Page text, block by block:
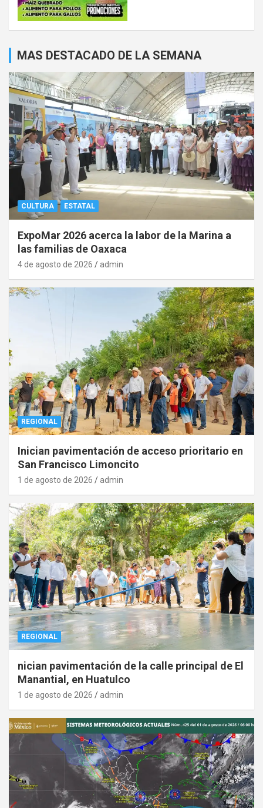
MAS DESTACADO DE LA SEMANA
CULTURA ESTATAL
ExpoMar 2026 acerca la labor de la Marina a
las familias de Oaxaca
4 de agosto de 2026 admin
REGIONAL
Inician pavimentación de acceso prioritario en
San Francisco Limoncito
1 de agosto de 2026 admin
REGIONAL
nician pavimentación de la calle principal de El
Manantial, en Huatulco
1 de agosto de 2026 admin